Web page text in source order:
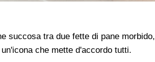
succosa tra due fette di pane morbido,
che mette d'accordo tutti.